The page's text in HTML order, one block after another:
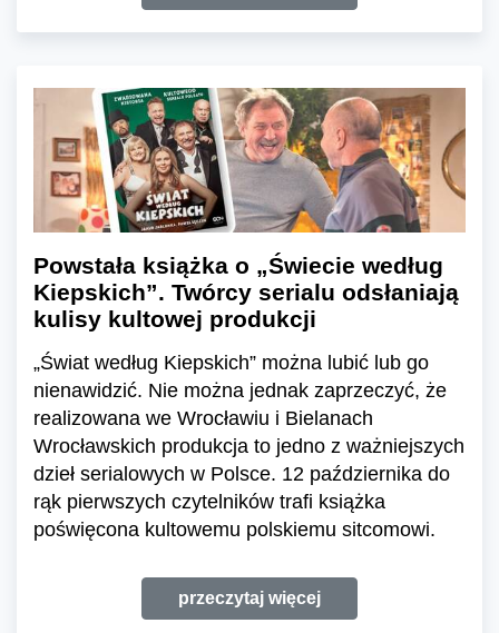
Powstała książka o „Świecie według
Kiepskich”. Twórcy serialu odsłaniają
kulisy kultowej produkcji
„Świat według Kiepskich” można lubić lub go
nienawidzić. Nie można jednak zaprzeczyć, że
realizowana we Wrocławiu i Bielanach
Wrocławskich produkcja to jedno z ważniejszych
dzieł serialowych w Polsce. 12 października do
rąk pierwszych czytelników trafi książka
poświęcona kultowemu polskiemu sitcomowi.
przeczytaj więcej